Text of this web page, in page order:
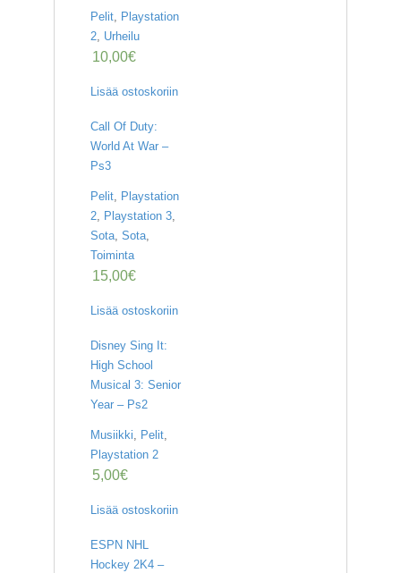
Pelit, Playstation
2, Urheilu
10,00€
Lisää ostoskoriin
Call Of Duty:
World At War –
Ps3
Pelit, Playstation
2, Playstation 3,
Sota, Sota,
Toiminta
15,00€
Lisää ostoskoriin
Disney Sing It:
High School
Musical 3: Senior
Year – Ps2
Musiikki, Pelit,
Playstation 2
5,00€
Lisää ostoskoriin
ESPN NHL
Hockey 2K4 –